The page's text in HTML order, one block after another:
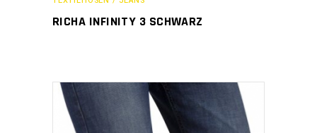
RICHA INFINITY 3 SCHWARZ